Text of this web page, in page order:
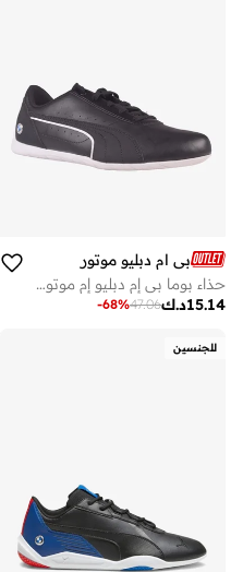
بي ام دبليو موتور سبورت
حذاء بوما بي إم دبليو إم موتورسبورت نيو كات الرياضي
د.ك15.14
47.06
-68%
للجنسين